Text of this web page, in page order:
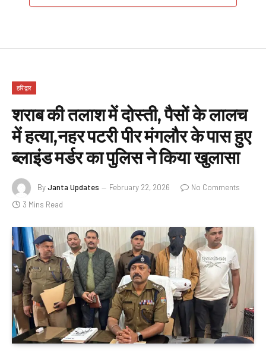
हरिद्वार
शराब की तलाश में दोस्ती, पैसों के लालच
में हत्या,नहर पटरी पीर मंगलौर के पास हुए
ब्लाइंड मर्डर का पुलिस ने किया खुलासा
ByJanta Updates February 22, 2026
No Comments
3 Mins Read